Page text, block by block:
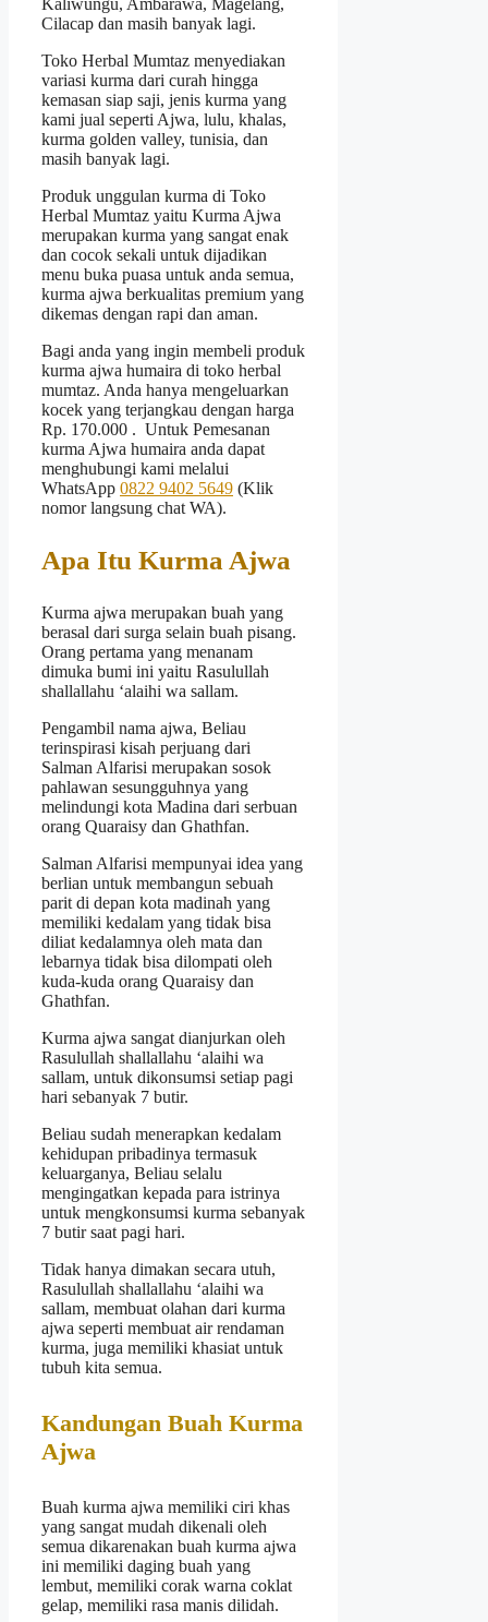
Cilacap dan masih banyak lagi.
Toko Herbal Mumtaz menyediakan
variasi kurma dari curah hingga
kemasan siap saji, jenis kurma yang
kami jual seperti Ajwa, lulu, khalas,
kurma golden valley, tunisia, dan
masih banyak lagi.
Produk unggulan kurma di Toko
Herbal Mumtaz yaitu Kurma Ajwa
merupakan kurma yang sangat enak
dan cocok sekali untuk dijadikan
menu buka puasa untuk anda semua,
kurma ajwa berkualitas premium yang
dikemas dengan rapi dan aman.
Bagi anda yang ingin membeli produk
kurma ajwa humaira di toko herbal
mumtaz. Anda hanya mengeluarkan
kocek yang terjangkau dengan harga
Rp. 170.000 . Untuk Pemesanan
kurma Ajwa humaira anda dapat
menghubungi kami melalui
WhatsApp 0822 9402 5649 (Klik
nomor langsung chat WA).
Apa Itu Kurma Ajwa
Kurma ajwa merupakan buah yang
berasal dari surga selain buah pisang.
Orang pertama yang menanam
dimuka bumi ini yaitu Rasulullah
shallallahu ‘alaihi wa sallam.
Pengambil nama ajwa, Beliau
terinspirasi kisah perjuang dari
Salman Alfarisi merupakan sosok
pahlawan sesungguhnya yang
melindungi kota Madina dari serbuan
orang Quaraisy dan Ghathfan.
Salman Alfarisi mempunyai idea yang
berlian untuk membangun sebuah
parit di depan kota madinah yang
memiliki kedalam yang tidak bisa
diliat kedalamnya oleh mata dan
lebarnya tidak bisa dilompati oleh
kuda-kuda orang Quaraisy dan
Ghathfan.
Kurma ajwa sangat dianjurkan oleh
Rasulullah shallallahu ‘alaihi wa
sallam, untuk dikonsumsi setiap pagi
hari sebanyak 7 butir.
Beliau sudah menerapkan kedalam
kehidupan pribadinya termasuk
keluarganya, Beliau selalu
mengingatkan kepada para istrinya
untuk mengkonsumsi kurma sebanyak
7 butir saat pagi hari.
Tidak hanya dimakan secara utuh,
Rasulullah shallallahu ‘alaihi wa
sallam, membuat olahan dari kurma
ajwa seperti membuat air rendaman
kurma, juga memiliki khasiat untuk
tubuh kita semua.
Kandungan Buah Kurma
Ajwa
Buah kurma ajwa memiliki ciri khas
yang sangat mudah dikenali oleh
semua dikarenakan buah kurma ajwa
ini memiliki daging buah yang
lembut, memiliki corak warna coklat
gelap, memiliki rasa manis dilidah.